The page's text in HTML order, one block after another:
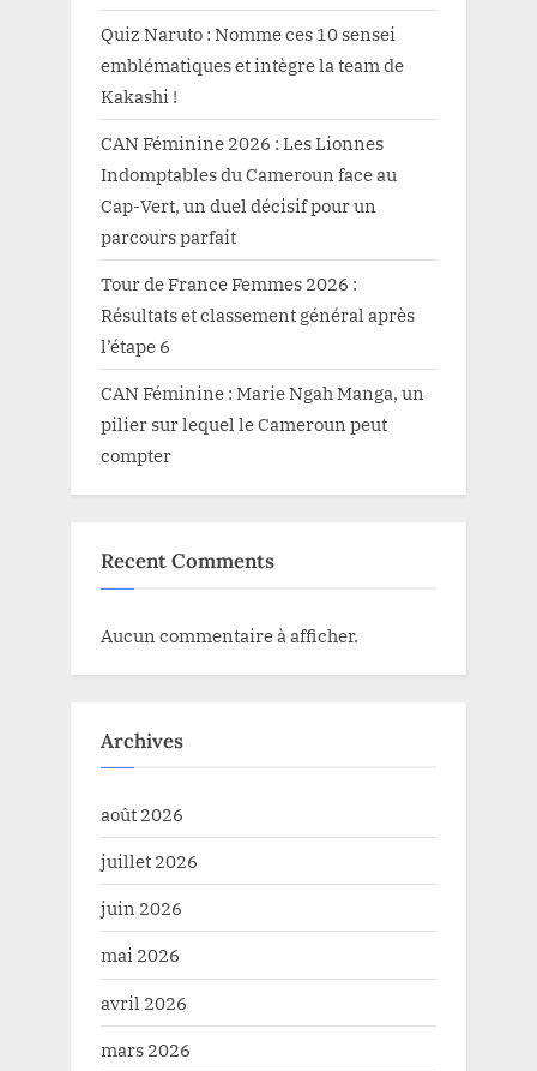
Quiz Naruto : Nomme ces 10 sensei
emblématiques et intègre la team de
Kakashi !
CAN Féminine 2026 : Les Lionnes
Indomptables du Cameroun face au
Cap-Vert, un duel décisif pour un
parcours parfait
Tour de France Femmes 2026 :
Résultats et classement général après
l’étape 6
CAN Féminine : Marie Ngah Manga, un
pilier sur lequel le Cameroun peut
compter
Recent Comments
Aucun commentaire à afficher.
Archives
août 2026
juillet 2026
juin 2026
mai 2026
avril 2026
mars 2026